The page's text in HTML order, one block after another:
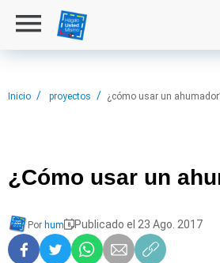
Inicio proyectos ¿cómo usar un
¿Cómo usar un
Por hum Publicado el 23 Ago. 2017